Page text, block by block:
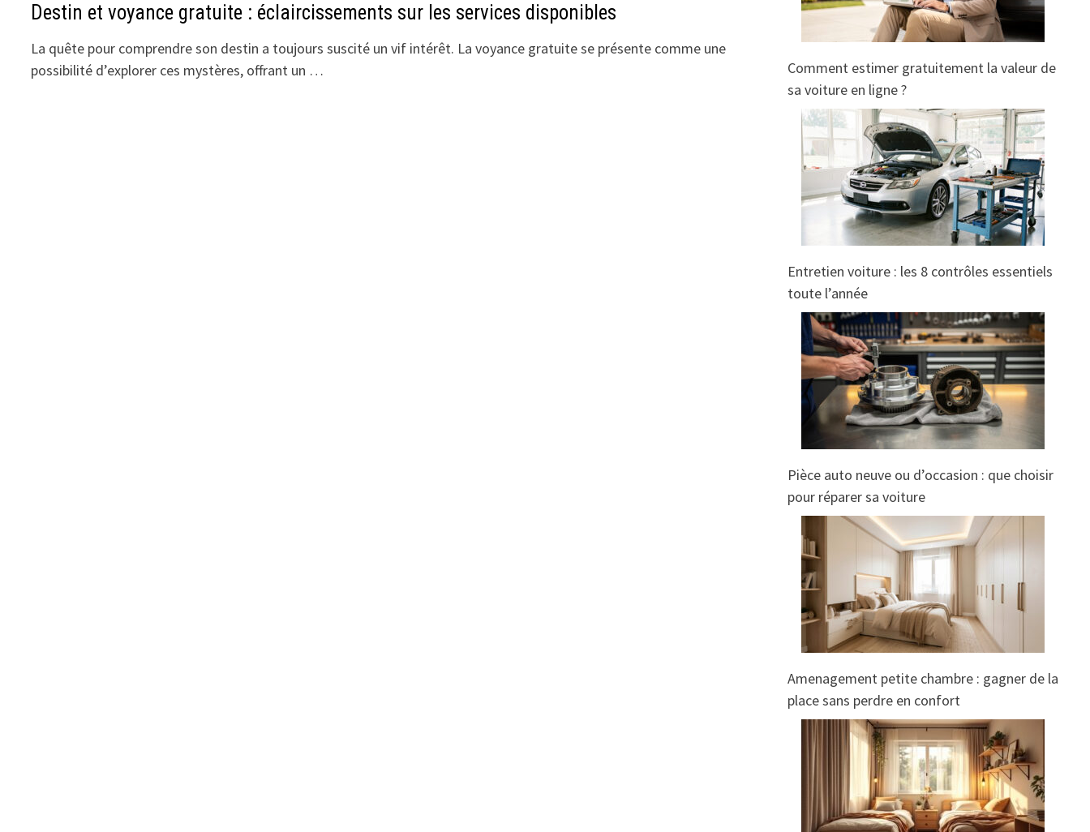
Destin et voyance gratuite : éclaircissements sur les services disponibles
La quête pour comprendre son destin a toujours suscité un vif intérêt. La voyance gratuite se présente comme une
possibilité d’explorer ces mystères, offrant un …
Comment estimer gratuitement la valeur de
sa voiture en ligne ?
Entretien voiture : les 8 contrôles essentiels
toute l’année
Pièce auto neuve ou d’occasion : que choisir
pour réparer sa voiture
Amenagement petite chambre : gagner de la
place sans perdre en confort